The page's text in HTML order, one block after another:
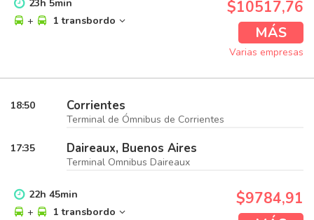
23h 5min
+
1 transbordo
$10517,76
MÁS
Varias empresas
18:50 Corrientes
Terminal de Ómnibus de Corrientes
17:35 Daireaux, Buenos Aires
Terminal Omnibus Daireaux
22h 45min
+
1 transbordo
$9784,91